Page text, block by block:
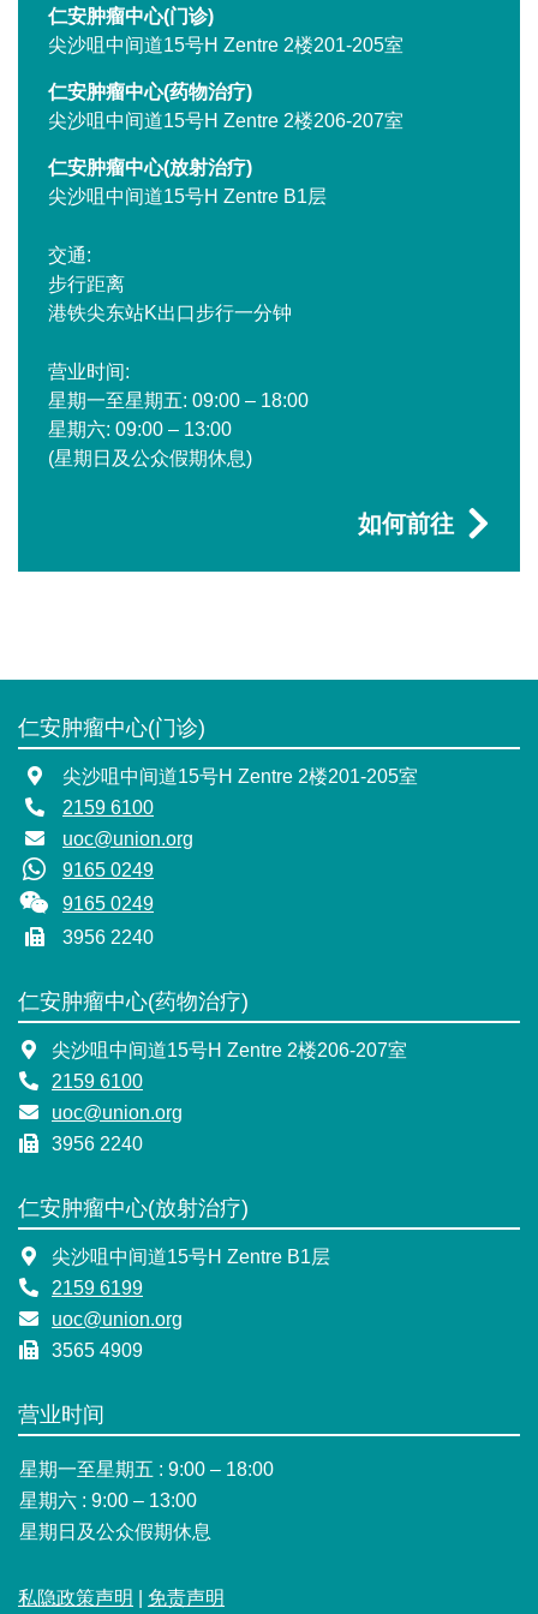
仁安肿瘤中心(门诊)
尖沙咀中间道15号H Zentre 2楼201-205室
仁安肿瘤中心(药物治疗)
尖沙咀中间道15号H Zentre 2楼206-207室
仁安肿瘤中心(放射治疗)
尖沙咀中间道15号H Zentre B1层
交通:
步行距离
港铁尖东站K出口步行一分钟
营业时间:
星期一至星期五: 09:00 – 18:00
星期六: 09:00 – 13:00
(星期日及公众假期休息)
如何前往
仁安肿瘤中心(门诊)
尖沙咀中间道15号H Zentre 2楼201-205室
2159 6100
uoc@union.org
9165 0249
9165 0249
3956 2240
仁安肿瘤中心(药物治疗)
尖沙咀中间道15号H Zentre 2楼206-207室
2159 6100
uoc@union.org
3956 2240
仁安肿瘤中心(放射治疗)
尖沙咀中间道15号H Zentre B1层
2159 6199
uoc@union.org
3565 4909
营业时间
星期一至星期五 : 9:00 – 18:00
星期六 : 9:00 – 13:00
星期日及公众假期休息
私隐政策声明 免责声明